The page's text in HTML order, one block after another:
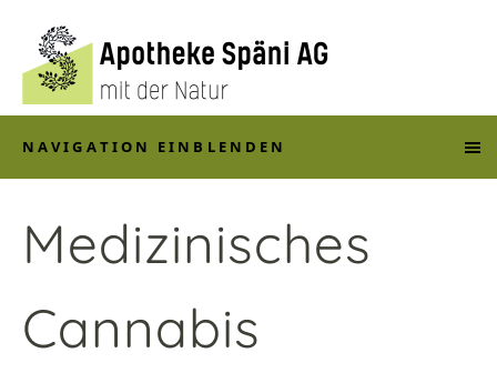
NAVIGATION EINBLENDEN
Medizinisches
Cannabis